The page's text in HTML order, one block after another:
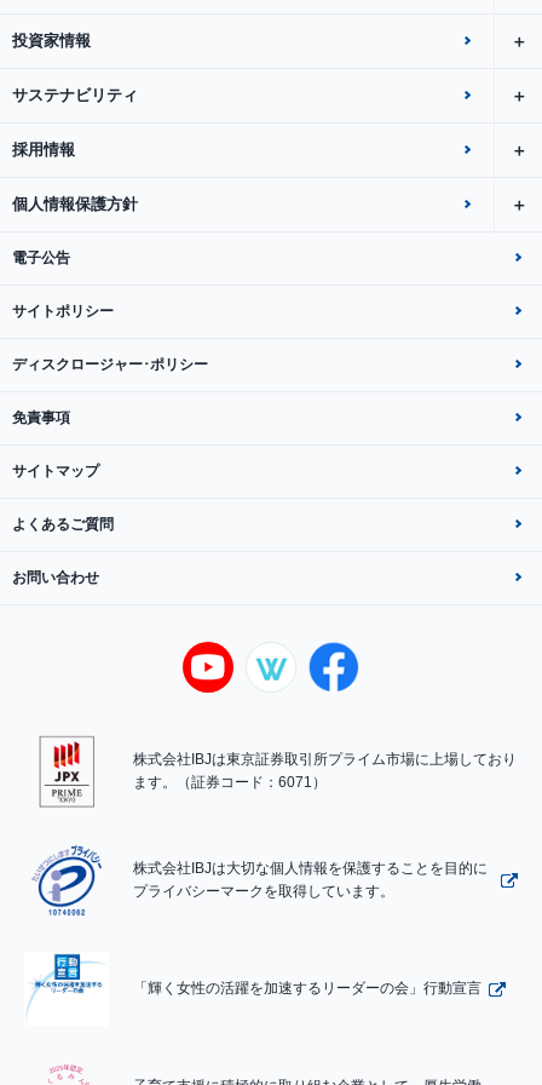
投資家情報
サステナビリティ
採用情報
個人情報保護方針
電子公告
サイトポリシー
ディスクロージャー･ポリシー
免責事項
サイトマップ
よくあるご質問
お問い合わせ
株式会社IBJは東京証券取引所プライム市場に上場しており
ます。（証券コード：6071）
株式会社IBJは大切な個人情報を保護することを目的に
プライバシーマークを取得しています。
「輝く女性の活躍を加速するリーダーの会」行動宣言